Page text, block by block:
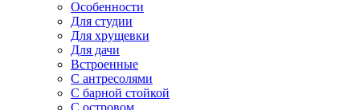
Особенности
Для студии
Для хрущевки
Для дачи
Встроенные
С антресолями
С барной стойкой
С островом